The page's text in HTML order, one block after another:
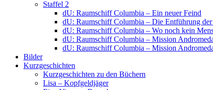
Staffel 2
dU: Raumschiff Columbia – Ein neuer Feind
dU: Raumschiff Columbia – Die Entführung
dU: Raumschiff Columbia – Wo noch kein
dU: Raumschiff Columbia – Mission
dU: Raumschiff Columbia – Mission
Bilder
Kurzgeschichten
Kurzgeschichten zu den Büchern
Lisa – Kopfgeldjäger